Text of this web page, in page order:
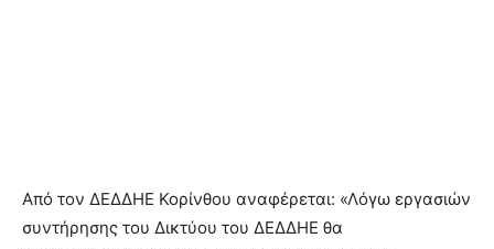
Από τον ΔΕΔΔΗΕ Κορίνθου αναφέρεται: «Λόγω εργασιών
συντήρησης του Δικτύου του ΔΕΔΔΗΕ θα